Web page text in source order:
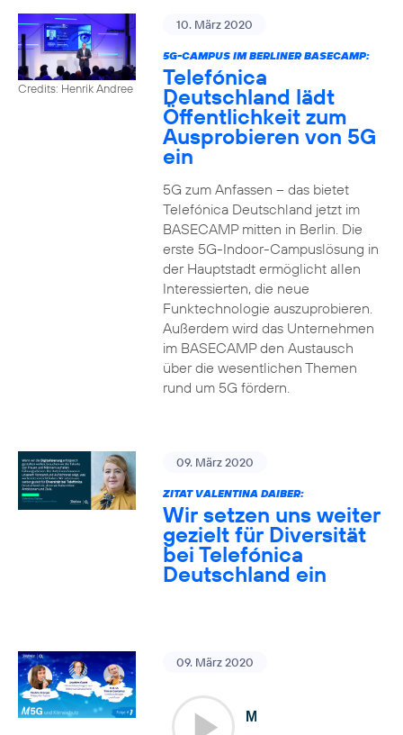
Credits: Henrik Andree
10. März 2020
5G-CAMPUS IM BERLINER BASECAMP:
Telefónica
Deutschland lädt
Öffentlichkeit zum
Ausprobieren von 5G
ein
5G zum Anfassen – das bietet
Telefónica Deutschland jetzt im
BASECAMP mitten in Berlin. Die
erste 5G-Indoor-Campuslösung in
der Hauptstadt ermöglicht allen
Interessierten, die neue
Funktechnologie auszuprobieren.
Außerdem wird das Unternehmen
im BASECAMP den Austausch
über die wesentlichen Themen
rund um 5G fördern.
09. März 2020
ZITAT VALENTINA DAIBER:
Wir setzen uns weiter
gezielt für Diversität
bei Telefónica
Deutschland ein
09. März 2020